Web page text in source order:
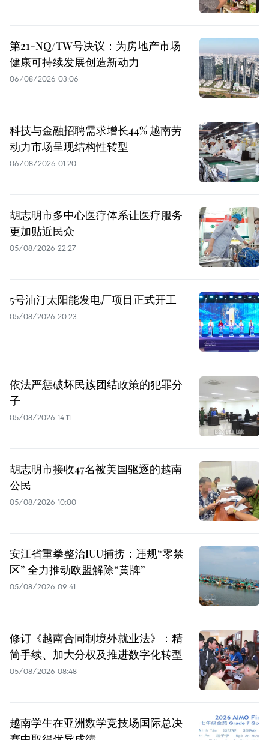
第21-NQ/TW号决议：为房地产市场
健康可持续发展创造新动力
06/08/2026 03:06
科技与金融招聘需求增长44% 越南劳
动力市场呈现结构性转型
06/08/2026 01:20
胡志明市多中心医疗体系让医疗服务
更加贴近民众
05/08/2026 22:27
5号油汀太阳能发电厂项目正式开工
05/08/2026 20:23
依法严惩破坏民族团结政策的犯罪分
子
05/08/2026 14:11
胡志明市接收47名被美国驱逐的越南
公民
05/08/2026 10:00
安江省重拳整治IUU捕捞：违规“零禁
区” 全力推动欧盟解除“黄牌”
05/08/2026 09:41
修订《越南合同制境外就业法》：精
简手续、加大分权及推进数字化转型
05/08/2026 08:48
越南学生在亚洲数学竞技场国际总决